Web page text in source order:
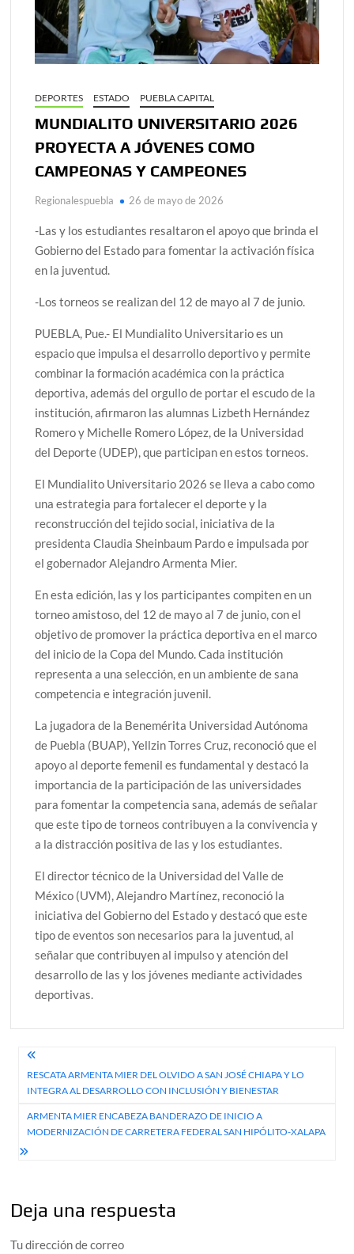
DEPORTES ESTADO PUEBLA CAPITAL
MUNDIALITO UNIVERSITARIO 2026
PROYECTA A JÓVENES COMO
CAMPEONAS Y CAMPEONES
Regionalespuebla 26 de mayo de 2026
-Las y los estudiantes resaltaron el apoyo que brinda el
Gobierno del Estado para fomentar la activación física
en la juventud.
-Los torneos se realizan del 12 de mayo al 7 de junio.
PUEBLA, Pue.- El Mundialito Universitario es un
espacio que impulsa el desarrollo deportivo y permite
combinar la formación académica con la práctica
deportiva, además del orgullo de portar el escudo de la
institución, afirmaron las alumnas Lizbeth Hernández
Romero y Michelle Romero López, de la Universidad
del Deporte (UDEP), que participan en estos torneos.
El Mundialito Universitario 2026 se lleva a cabo como
una estrategia para fortalecer el deporte y la
reconstrucción del tejido social, iniciativa de la
presidenta Claudia Sheinbaum Pardo e impulsada por
el gobernador Alejandro Armenta Mier.
En esta edición, las y los participantes compiten en un
torneo amistoso, del 12 de mayo al 7 de junio, con el
objetivo de promover la práctica deportiva en el marco
del inicio de la Copa del Mundo. Cada institución
representa a una selección, en un ambiente de sana
competencia e integración juvenil.
La jugadora de la Benemérita Universidad Autónoma
de Puebla (BUAP), Yellzin Torres Cruz, reconoció que el
apoyo al deporte femenil es fundamental y destacó la
importancia de la participación de las universidades
para fomentar la competencia sana, además de señalar
que este tipo de torneos contribuyen a la convivencia y
a la distracción positiva de las y los estudiantes.
El director técnico de la Universidad del Valle de
México (UVM), Alejandro Martínez, reconoció la
iniciativa del Gobierno del Estado y destacó que este
tipo de eventos son necesarios para la juventud, al
señalar que contribuyen al impulso y atención del
desarrollo de las y los jóvenes mediante actividades
deportivas.
Navegación
de
entradas
RESCATA ARMENTA MIER DEL OLVIDO A SAN JOSÉ CHIAPA Y LO
INTEGRA AL DESARROLLO CON INCLUSIÓN Y BIENESTAR
ARMENTA MIER ENCABEZA BANDERAZO DE INICIO A
MODERNIZACIÓN DE CARRETERA FEDERAL SAN HIPÓLITO-XALAPA
Deja una respuesta
Tu dirección de correo